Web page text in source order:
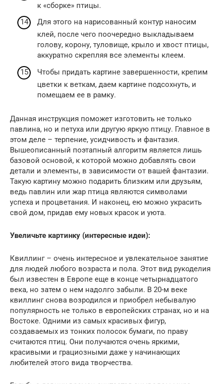
к «сборке» птицы.
Для этого на нарисованный контур наносим
клей, после чего поочередно выкладываем
голову, корону, туловище, крыло и хвост птицы,
аккуратно скрепляя все элементы клеем.
Чтобы придать картине завершенности, крепим
цветки к веткам, даем картине подсохнуть, и
помещаем ее в рамку.
Данная инструкция поможет изготовить не только
павлина, но и петуха или другую яркую птицу. Главное в
этом деле – терпение, усидчивость и фантазия.
Вышеописанный поэтапный алгоритм является лишь
базовой основой, к которой можно добавлять свои
детали и элементы, в зависимости от вашей фантазии.
Такую картину можно подарить близким или друзьям,
ведь павлин или жар птица являются символами
успеха и процветания. И наконец, ею можно украсить
свой дом, придав ему новых красок и уюта.
Увеличьте картинку (интересные идеи):
Квиллинг – очень интересное и увлекательное занятие
для людей любого возраста и пола. Этот вид рукоделия
был известен в Европе еще в конце четырнадцатого
века, но затем о нем надолго забыли. В 20-м веке
квиллинг снова возродился и приобрел небывалую
популярность не только в европейских странах, но и на
Востоке. Одними из самых красивых фигур,
создаваемых из тонких полосок бумаги, по праву
считаются птиц. Они получаются очень яркими,
красивыми и грациозными даже у начинающих
любителей этого вида творчества.